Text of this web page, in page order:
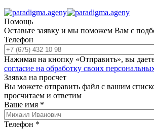
Помощь
Оставьте заявку и мы поможем Вам с
Телефон
Нажимая на кнопку «Отправить», вы
согласие на обработку своих
Заявка на просчет
Вы можете отправить файл с вашим
просчитаем и ответим
Ваше имя *
Телефон *